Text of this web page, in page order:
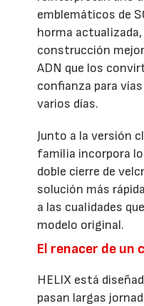
emblemáticos de
horma
construcción
ADN que los
confianza para
varios días.
Junto a la versión
familia incorpora
doble cierre de
solución más
a las cualidades
modelo original.
El renacer de un
HELIX está
pasan largas